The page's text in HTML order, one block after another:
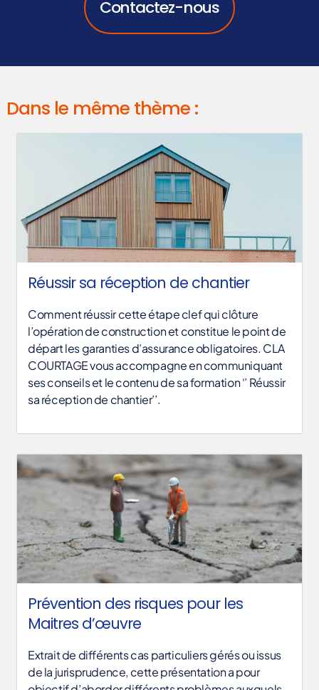
Contactez-nous
Dans le même thème :
Réussir sa réception de chantier
Comment réussir cette étape clef qui clôture
l’opération de construction et constitue le point de
départ les garanties d’assurance obligatoires. CLA
COURTAGE vous accompagne en communiquant
ses conseils et le contenu de sa formation ‘’ Réussir
sa réception de chantier’’.
Prévention des risques pour les
Maitres d’œuvre
Extrait de différents cas particuliers gérés ou issus
de la jurisprudence, cette présentation a pour